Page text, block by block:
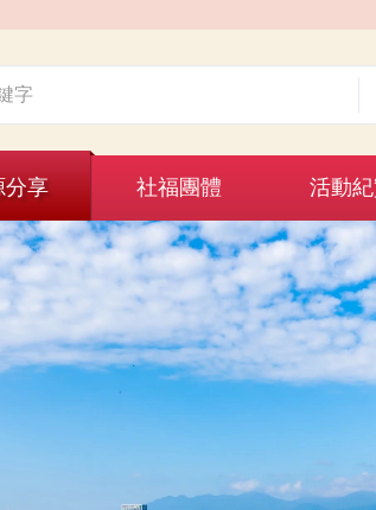
分享 社福團體 活動